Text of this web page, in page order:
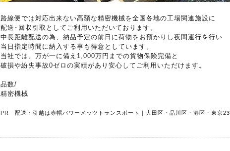
路線便では対応出来ない高額な精密機械を全国各地の工場関連施設に
配送･回収引取としてご利用いただいております。
中長距離配送の為、納品予定の前日に荷物をお預かりし夜間運行を行い
当日指定時間に納入する事も得意としています。
当社では、万が一に備え1,000万円までの貨物保険完備と
破損や紛失事故0ゼロの実績があり安心してご利用いただけます。
品数/
精密機械
PR 配送・引越は赤帽パワーメッツトランスポート｜大田区・品川区・港区・東京